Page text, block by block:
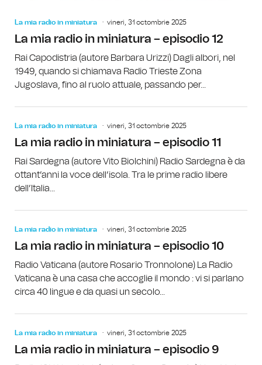
La mia radio in miniatura vineri, 31 octombrie 2025
La mia radio in miniatura – episodio 12
Rai Capodistria (autore Barbara Urizzi) Dagli albori, nel
1949, quando si chiamava Radio Trieste Zona
Jugoslava, fino al ruolo attuale, passando per...
La mia radio in miniatura vineri, 31 octombrie 2025
La mia radio in miniatura – episodio 11
Rai Sardegna (autore Vito Biolchini) Radio Sardegna è da
ottant’anni la voce dell’isola. Tra le prime radio libere
dell’Italia...
La mia radio in miniatura vineri, 31 octombrie 2025
La mia radio in miniatura – episodio 10
Radio Vaticana (autore Rosario Tronnolone) La Radio
Vaticana è una casa che accoglie il mondo : vi si parlano
circa 40 lingue e da quasi un secolo...
La mia radio in miniatura vineri, 31 octombrie 2025
La mia radio in miniatura – episodio 9